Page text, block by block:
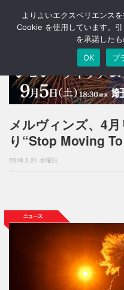
メルヴィンズ、4
り“Stop Moving
2018.2.21 水曜日
よりよいエクスペリエンス
Cookie を使用しています。
を承諾したも
OK
プ